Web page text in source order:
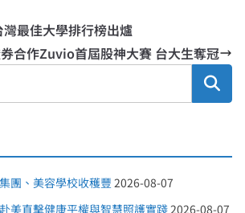
最佳大學排行榜出爐
合作Zuvio首屆股神大賽 台大生奪冠
團、美容學校收穫豐 2026-08-07
美直擊健康平權與智慧照護實踐2026-08-07